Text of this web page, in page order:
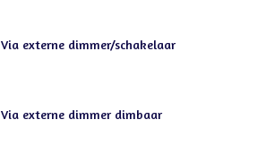
Via externe dimmer/schakelaar
Via externe dimmer dimbaar